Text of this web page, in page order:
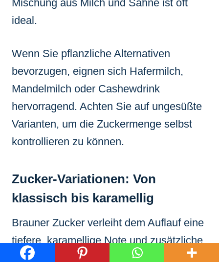
Mischung aus Milch und Sahne ist oft
ideal.
Wenn Sie pflanzliche Alternativen
bevorzugen, eignen sich Hafermilch,
Mandelmilch oder Cashewdrink
hervorragend. Achten Sie auf ungesüßte
Varianten, um die Zuckermenge selbst
kontrollieren zu können.
Zucker-Variationen: Von
klassisch bis karamellig
Brauner Zucker verleiht dem Auflauf eine
tiefere, karamellige Note und zusätzliche
Feuchtigkeit. Sie können ihn komplett